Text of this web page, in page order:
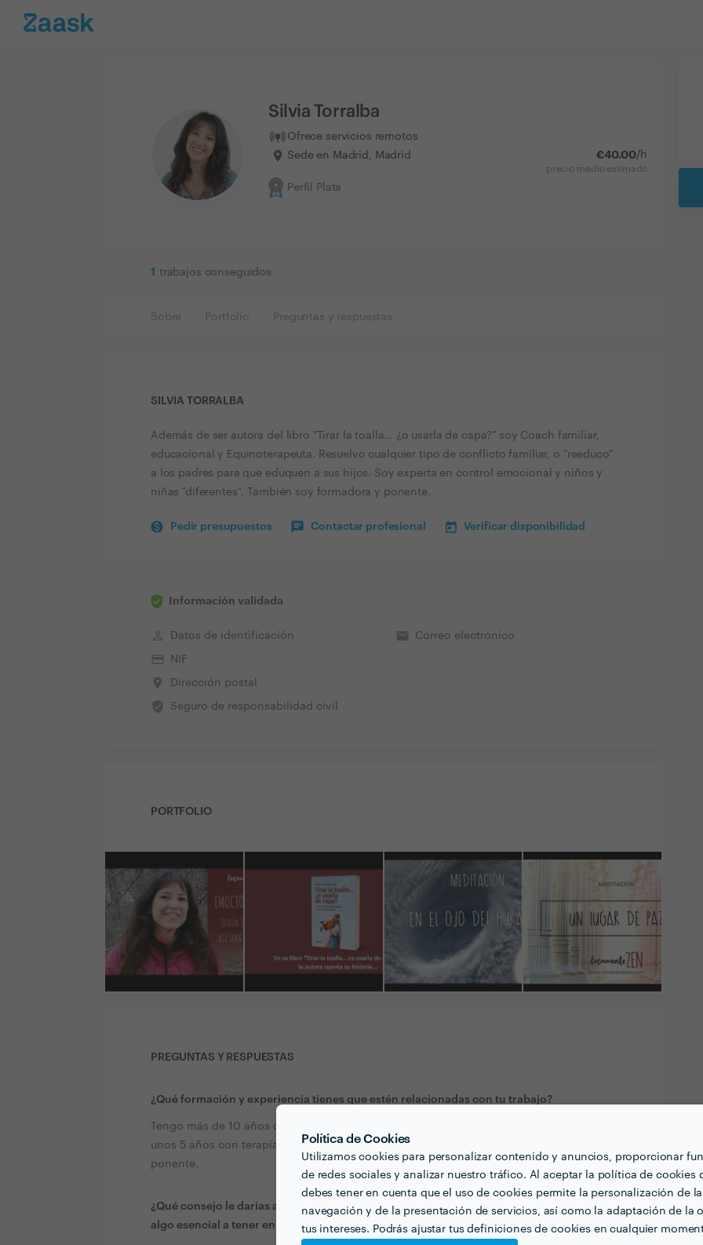
Política de Cookies
Utilizamos cookies para personalizar contenido y anuncios, proporcionar
de redes sociales y analizar nuestro tráfico. Al aceptar la política de cookies
debes tener en cuenta que el uso de cookies permite la personalización de la
navegación y de la presentación de servicios, así como la adaptación de la
tus intereses. Podrás ajustar tus definiciones de cookies en cualquier
Silvia Torralba
Ofrece servicios remotos
Sede en Madrid, Madrid
Perfil Plata
€40.00/h
precio medio estimado
1 trabajos conseguidos
Sobre Portfolio Preguntas y respuestas
SILVIA TORRALBA
Además de ser autora del libro "Tirar la toalla... ¿o usarla de capa?" soy Coach familiar,
educacional y Equinoterapeuta. Resuelvo cualquier tipo de conflicto familiar, o "reeduco"
a los padres para que eduquen a sus hijos. Soy experta en control emocional y niños y
niñas "diferentes". También soy formadora y ponente.
Pedir presupuestos Contactar profesional Verificar disponibilidad
Información validada
perm_identity Datos de identificación
credit_card NIF
place Dirección postal
verified_user Seguro de responsabilidad civil
email Correo electrónico
PORTFOLIO
PREGUNTAS Y RESPUESTAS
¿Qué formación y experiencia tienes que estén relacionadas con tu trabajo?
Tengo más de 10 años de experiencia trabajando con Equinoterapia y terapia familiar,
unos 5 años con terapia individual, y aproximadamente 8 años como formadora y
ponente.
¿Qué consejo le darías a alguien que quiera contratar profesionales de tu sector? ¿Hay
algo esencial a tener en cuenta?